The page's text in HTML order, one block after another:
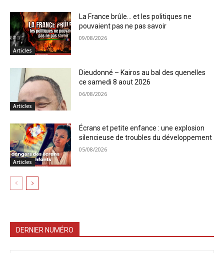
Articles
La France brûle… et les politiques ne
pouvaient pas ne pas savoir
09/08/2026
Articles
Dieudonné – Kairos au bal des quenelles
ce samedi 8 aout 2026
06/08/2026
Articles
Écrans et petite enfance : une explosion
silencieuse de troubles du développement
05/08/2026
DERNIER NUMÉRO